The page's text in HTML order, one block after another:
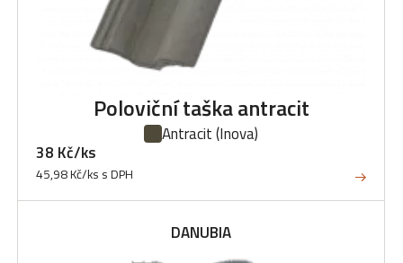
Poloviční taška antracit
Antracit(Inova)
38 Kč/ks
45,98 Kč/ks s DPH
DANUBIA